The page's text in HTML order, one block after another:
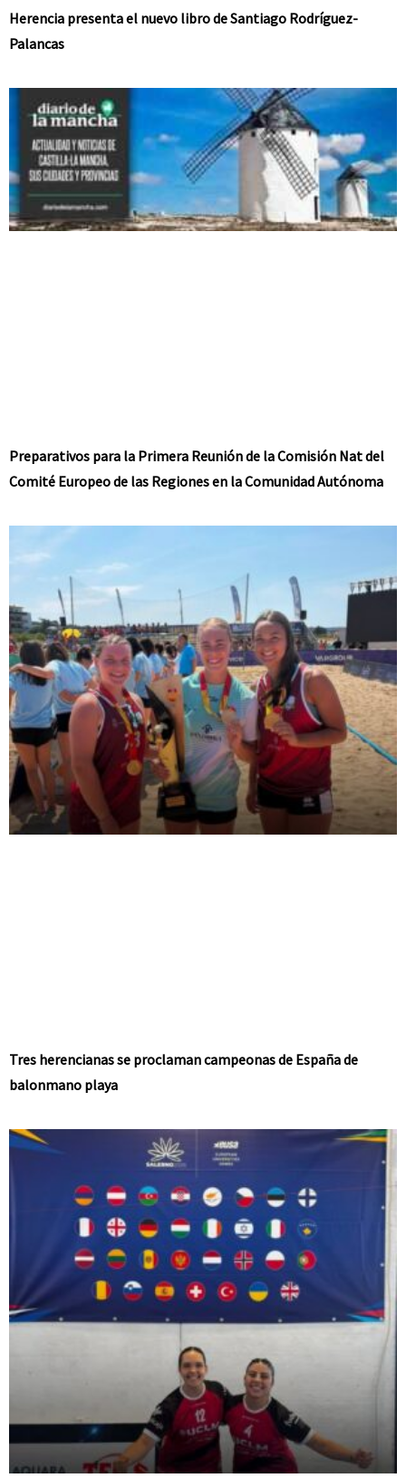
Herencia presenta el nuevo libro de Santiago Rodríguez-
Palancas
Preparativos para la Primera Reunión de la Comisión Nat del
Comité Europeo de las Regiones en la Comunidad Autónoma
Tres herencianas se proclaman campeonas de España de
balonmano playa